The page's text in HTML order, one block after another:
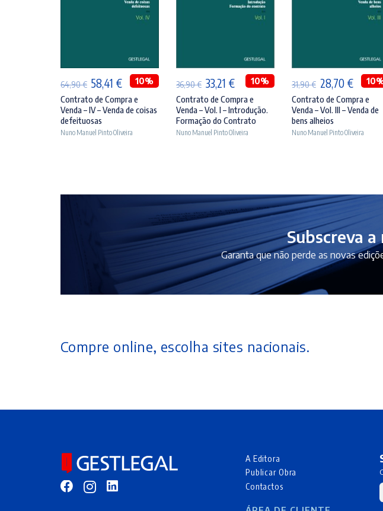
64,90€ O
preço
original
era:
58,41 €O
preço
atual
é:
10%
Contrato de Compra e
Venda – IV – Venda de coisas
defeituosas
Nuno Manuel Pinto Oliveira
36,90€ O
preço
original
era:
33,21 €O
preço
atual
é:
10%
Contrato de Compra e
Venda – Vol. I – Introdução.
Formação do Contrato
Nuno Manuel Pinto Oliveira
31,90€ O
preço
original
era:
28,70 €O
preço
atual
é:
Contrato de Compra e
Venda – Vol. III – Venda de
bens alheios
Nuno Manuel Pinto Oliveira
Subscreva
Garanta que não perde as novas
Compre online, escolha sites nacionais.
A Editora
Publicar Obra
Contactos